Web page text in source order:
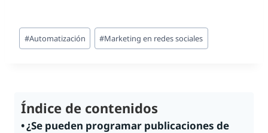
Etiquetas
de
#Automatización #Marketing en redes sociales
Índice de contenidos
¿Se pueden programar publicaciones de